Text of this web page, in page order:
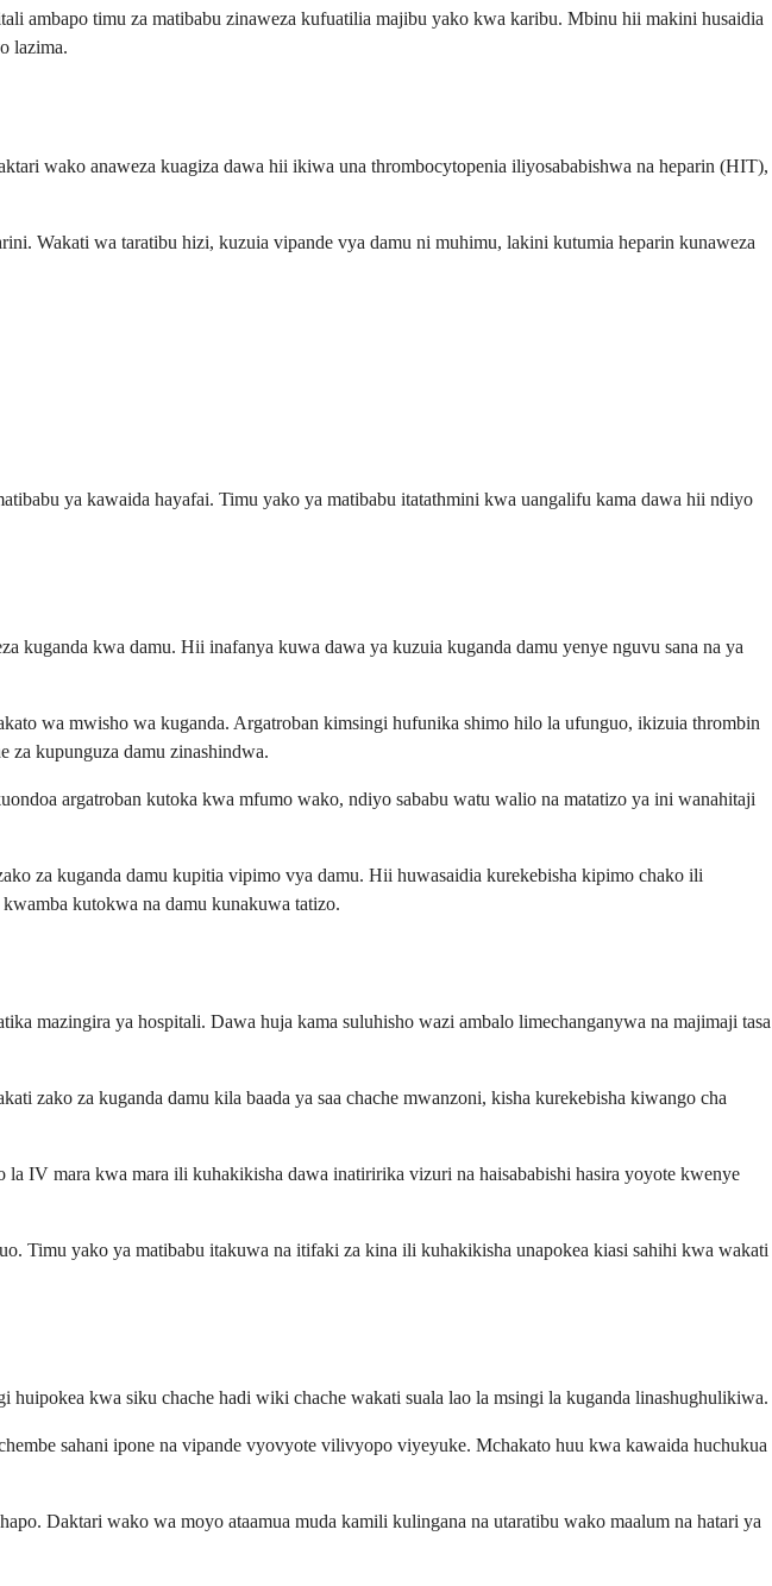
ambapo timu za matibabu zinaweza kufuatilia majibu yako kwa karibu. Mbinu hii makini husaidia
lazima.
wako anaweza kuagiza dawa hii ikiwa una thrombocytopenia iliyosababishwa na heparin (HIT),
Wakati wa taratibu hizi, kuzuia vipande vya damu ni muhimu, lakini kutumia heparin kunaweza
ya kawaida hayafai. Timu yako ya matibabu itatathmini kwa uangalifu kama dawa hii ndiyo
kuganda kwa damu. Hii inafanya kuwa dawa ya kuzuia kuganda damu yenye nguvu sana na ya
wa mwisho wa kuganda. Argatroban kimsingi hufunika shimo hilo la ufunguo, ikizuia thrombin
kupunguza damu zinashindwa.
argatroban kutoka kwa mfumo wako, ndiyo sababu watu walio na matatizo ya ini wanahitaji
za kuganda damu kupitia vipimo vya damu. Hii huwasaidia kurekebisha kipimo chako ili
kutokwa na damu kunakuwa tatizo.
mazingira ya hospitali. Dawa huja kama suluhisho wazi ambalo limechanganywa na majimaji tasa
zako za kuganda damu kila baada ya saa chache mwanzoni, kisha kurekebisha kiwango cha
IV mara kwa mara ili kuhakikisha dawa inatiririka vizuri na haisababishi hasira yoyote kwenye
Timu yako ya matibabu itakuwa na itifaki za kina ili kuhakikisha unapokea kiasi sahihi kwa wakati
kwa siku chache hadi wiki chache wakati suala lao la msingi la kuganda linashughulikiwa.
sahani ipone na vipande vyovyote vilivyopo viyeyuke. Mchakato huu kwa kawaida huchukua
Daktari wako wa moyo ataamua muda kamili kulingana na utaratibu wako maalum na hatari ya